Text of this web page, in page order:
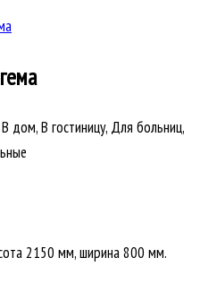
дом, В гостиницу, Для больниц,
2150 мм, ширина 800 мм.